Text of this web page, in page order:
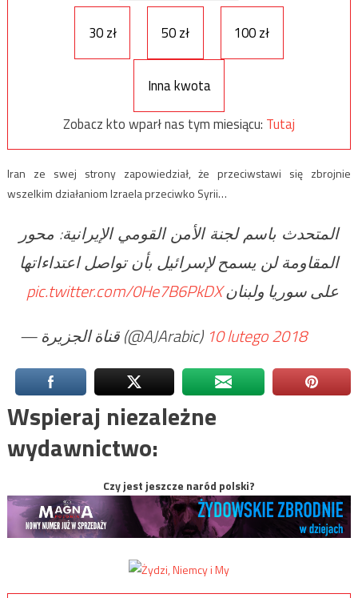
30 zł 50 zł 100 zł
Inna kwota
Zobacz kto wparł nas tym miesiącu: Tutaj
Iran ze swej strony zapowiedział, że przeciwstawi się zbrojnie
wszelkim działaniom Izraela przeciwko Syrii…
المتحدث باسم لجنة الأمن القومي الإيرانية: محور
المقاومة لن يسمح لإسرائيل بأن تواصل اعتداءاتها
على سوريا ولبنانpic.twitter.com/0He7B6PkDX
— قناة الجزيرة (@AJArabic) 10 lutego 2018
Wspieraj niezależne
wydawnictwo:
Czy jest jeszcze naród polski?